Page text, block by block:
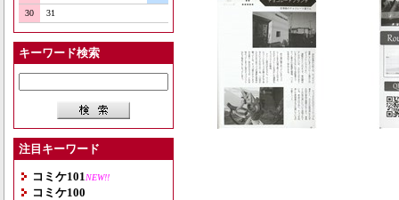
30
31
キーワード検索
注目キーワード
コミケ101 NEW!!
コミケ100